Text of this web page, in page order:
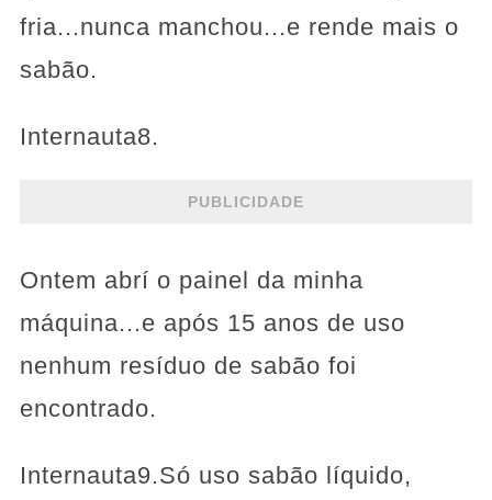
fria...nunca manchou...e rende mais o
sabão.
Internauta8.
PUBLICIDADE
Ontem abrí o painel da minha
máquina...e após 15 anos de uso
nenhum resíduo de sabão foi
encontrado.
Internauta9.Só uso sabão líquido,